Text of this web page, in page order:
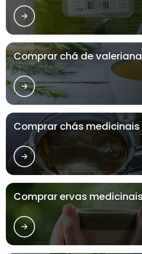
Comprar chá de valeriana
Comprar chás medicinais
Comprar ervas medicinais